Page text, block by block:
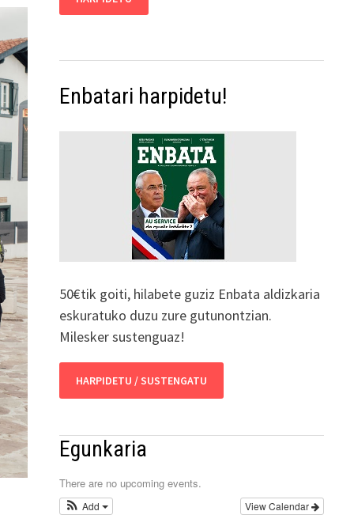
Enbatari harpidetu!
50€tik goiti, hilabete guziz Enbata aldizkaria
eskuratuko duzu zure gutunontzian.
Milesker sustenguaz!
HARPIDETU / SUSTENGATU
Egunkaria
There are no upcoming events.
View Calendar
Add